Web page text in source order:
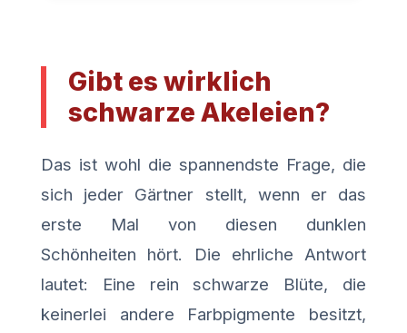
Gibt es wirklich
schwarze Akeleien?
Das ist wohl die spannendste Frage, die
sich jeder Gärtner stellt, wenn er das
erste Mal von diesen dunklen
Schönheiten hört. Die ehrliche Antwort
lautet: Eine rein schwarze Blüte, die
keinerlei andere Farbpigmente besitzt,